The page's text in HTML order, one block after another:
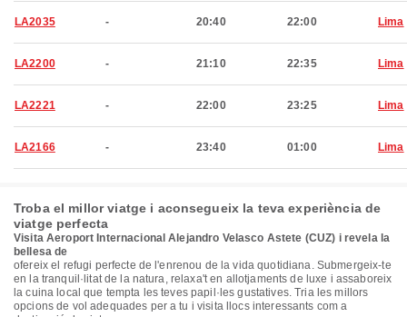
LA2035 - 20:40 22:00 Lima
LA2200 - 21:10 22:35 Lima
LA2221 - 22:00 23:25 Lima
LA2166 - 23:40 01:00 Lima
Troba el millor viatge i aconsegueix la teva experiència de
viatge perfecta
Visita Aeroport Internacional Alejandro Velasco Astete (CUZ) i revela la
bellesa de
ofereix el refugi perfecte de l'enrenou de la vida quotidiana. Submergeix-te
en la tranquil·litat de la natura, relaxa't en allotjaments de luxe i assaboreix
la cuina local que tempta les teves papil·les gustatives. Tria les millors
opcions de vol adequades per a tu i visita llocs interessants com a